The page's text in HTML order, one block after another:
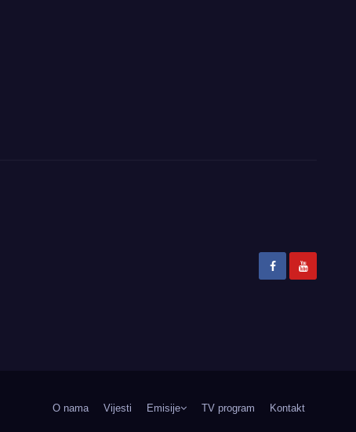
O nama Vijesti Emisije TV program Kontakt